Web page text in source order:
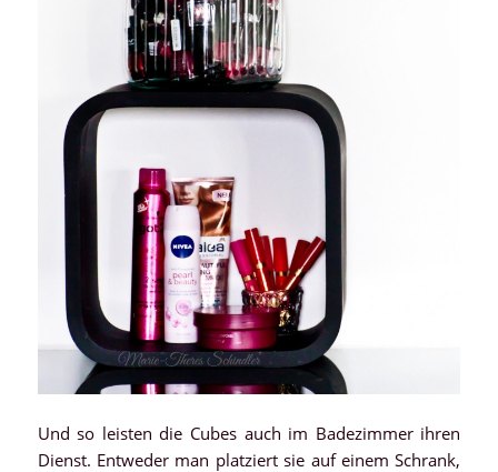
Und so leisten die Cubes auch im Badezimmer ihren
Dienst. Entweder man platziert sie auf einem Schrank,